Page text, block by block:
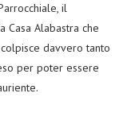
il
Casa Alabastra che
davvero tanto
per poter essere